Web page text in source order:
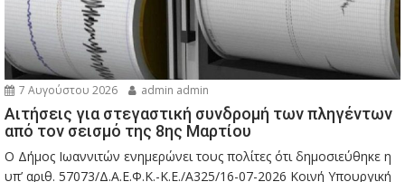
7 Αυγούστου 2026 admin admin
Αιτήσεις για στεγαστική συνδρομή των πληγέντων
από τον σεισμό της 8ης Μαρτίου
Ο Δήμος Ιωαννιτών ενημερώνει τους πολίτες ότι δημοσιεύθηκε η
υπ’ αριθ. 57073/Δ.Α.Ε.Φ.Κ.-Κ.Ε./Α325/16-07-2026 Κοινή Υπουργική